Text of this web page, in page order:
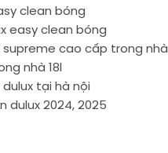
clean bóng
easy clean bóng
supreme cao cấp trong nhà
nhà 18l
tại hà nội
dulux 2024, 2025